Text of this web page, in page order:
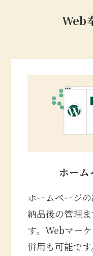
Web
ホー
ホームページの
納品後の管理
す。Webマー
併用も可能です